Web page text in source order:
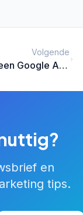
Volgende
Google Ads
je op moet
en
tips.